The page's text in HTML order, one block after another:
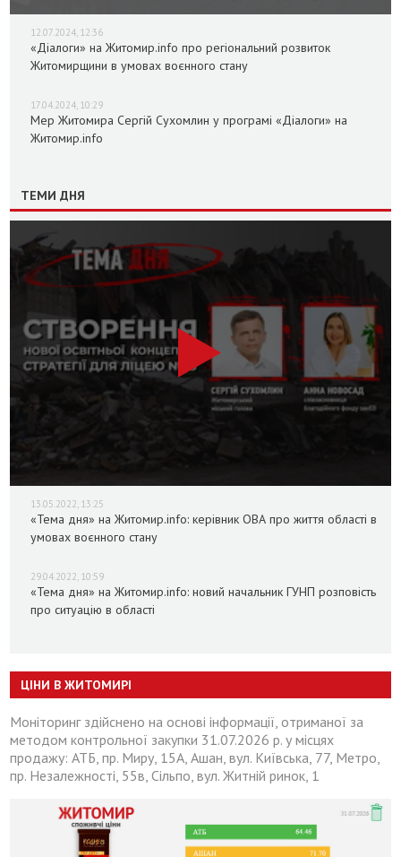
12.07.2024, 12:36
«Діалоги» на Житомир.info про регіональний розвиток
Житомирщини в умовах воєнного стану
17.04.2024, 10:29
Мер Житомира Сергій Сухомлин у програмі «Діалоги» на
Житомир.info
ТЕМИ ДНЯ
13.05.2022, 13:25
«Тема дня» на Житомир.info: керівник ОВА про життя області в
умовах воєнного стану
29.04.2022, 10:59
«Тема дня» на Житомир.info: новий начальник ГУНП розповість
про ситуацію в області
ЦІНИ В ЖИТОМИРІ
Моніторинг здійснено на основі інформації, отриманої за
методом контрольної закупки 31.07.2026 р. у місцях
продажу: АТБ, пр. Миру, 15А, Ашан, вул. Київська, 77, Метро,
пр. Незалежності, 55в, Сільпо, вул. Житній ринок, 1